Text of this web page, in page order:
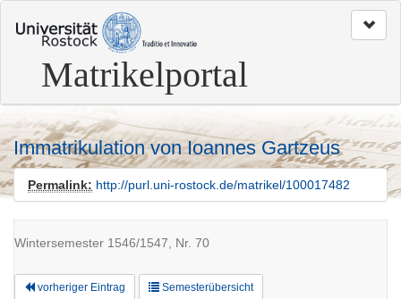
zum
Seitenanfang
Matrikelportal
Immatrikulation von Ioannes Gartzeus
Permalink: http://purl.uni-rostock.de/matrikel/100017482
Wintersemester 1546/1547, Nr. 70
vorheriger Eintrag Semesterübersicht